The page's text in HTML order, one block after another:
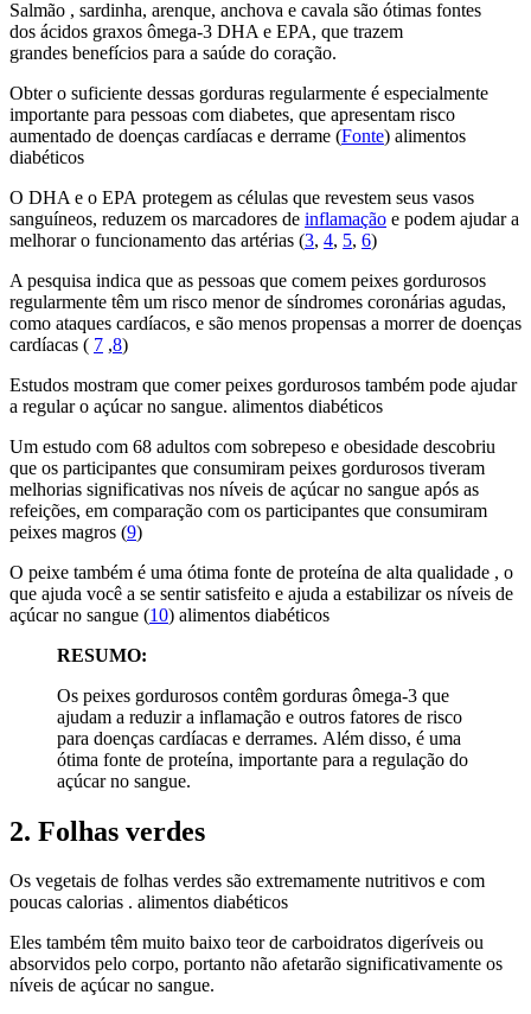
Salmão , sardinha, arenque, anchova e cavala são ótimas fontes
dos ácidos graxos ômega-3 DHA e EPA, que trazem
grandes benefícios para a saúde do coração.
Obter o suficiente dessas gorduras regularmente é especialmente
importante para pessoas com diabetes, que apresentam risco
aumentado de doenças cardíacas e derrame (Fonte) alimentos
diabéticos
O DHA e o EPA protegem as células que revestem seus vasos
sanguíneos, reduzem os marcadores de inflamação e podem ajudar a
melhorar o funcionamento das artérias (3, 4, 5, 6)
A pesquisa indica que as pessoas que comem peixes gordurosos
regularmente têm um risco menor de síndromes coronárias agudas,
como ataques cardíacos, e são menos propensas a morrer de doenças
cardíacas ( 7 ,8)
Estudos mostram que comer peixes gordurosos também pode ajudar
a regular o açúcar no sangue. alimentos diabéticos
Um estudo com 68 adultos com sobrepeso e obesidade descobriu
que os participantes que consumiram peixes gordurosos tiveram
melhorias significativas nos níveis de açúcar no sangue após as
refeições, em comparação com os participantes que consumiram
peixes magros (9)
O peixe também é uma ótima fonte de proteína de alta qualidade , o
que ajuda você a se sentir satisfeito e ajuda a estabilizar os níveis de
açúcar no sangue (10) alimentos diabéticos
RESUMO:
Os peixes gordurosos contêm gorduras ômega-3 que
ajudam a reduzir a inflamação e outros fatores de risco
para doenças cardíacas e derrames. Além disso, é uma
ótima fonte de proteína, importante para a regulação do
açúcar no sangue.
2. Folhas verdes
Os vegetais de folhas verdes são extremamente nutritivos e com
poucas calorias . alimentos diabéticos
Eles também têm muito baixo teor de carboidratos digeríveis ou
absorvidos pelo corpo, portanto não afetarão significativamente os
níveis de açúcar no sangue.